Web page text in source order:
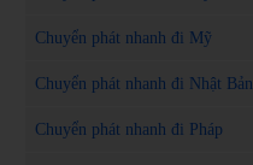
Chuyển phát nhanh đi Mỹ
Chuyển phát nhanh đi Nhật Bản
Chuyển phát nhanh đi Pháp